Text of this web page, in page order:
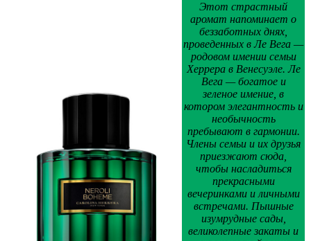
Этот страстный
аромат напоминает о
беззаботных днях,
проведенных в Ле Вега —
родовом имении семьи
Херрера в Венесуэле. Ле
Вега — богатое и
зеленое имение, в
котором элегантность и
необычность
пребывают в гармонии.
Члены семьи и их друзья
приезжают сюда,
чтобы насладиться
прекрасными
вечеринками и личными
встречами. Пышные
изумрудные сады,
великолепные закаты и